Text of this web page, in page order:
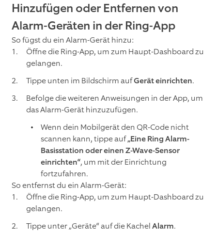
Hinzufügen oder Entfernen von
Alarm-Geräten in der Ring-App
So fügst du ein Alarm-Gerät hinzu:
Öffne die Ring-App, um zum Haupt-Dashboard zu
gelangen.
Tippe unten im Bildschirm aufGerät einrichten.
Befolge die weiteren Anweisungen in der App, um
das Alarm-Gerät hinzuzufügen.
Wenn dein Mobilgerät den QR-Code nicht
scannen kann, tippe auf„Eine Ring Alarm-
Basisstation oder einen Z-Wave-Sensor
einrichten“, um mit der Einrichtung
fortzufahren.
So entfernst du ein Alarm-Gerät:
Öffne die Ring-App, um zum Haupt-Dashboard zu
gelangen.
Tippe unter „Geräte“ auf die KachelAlarm.